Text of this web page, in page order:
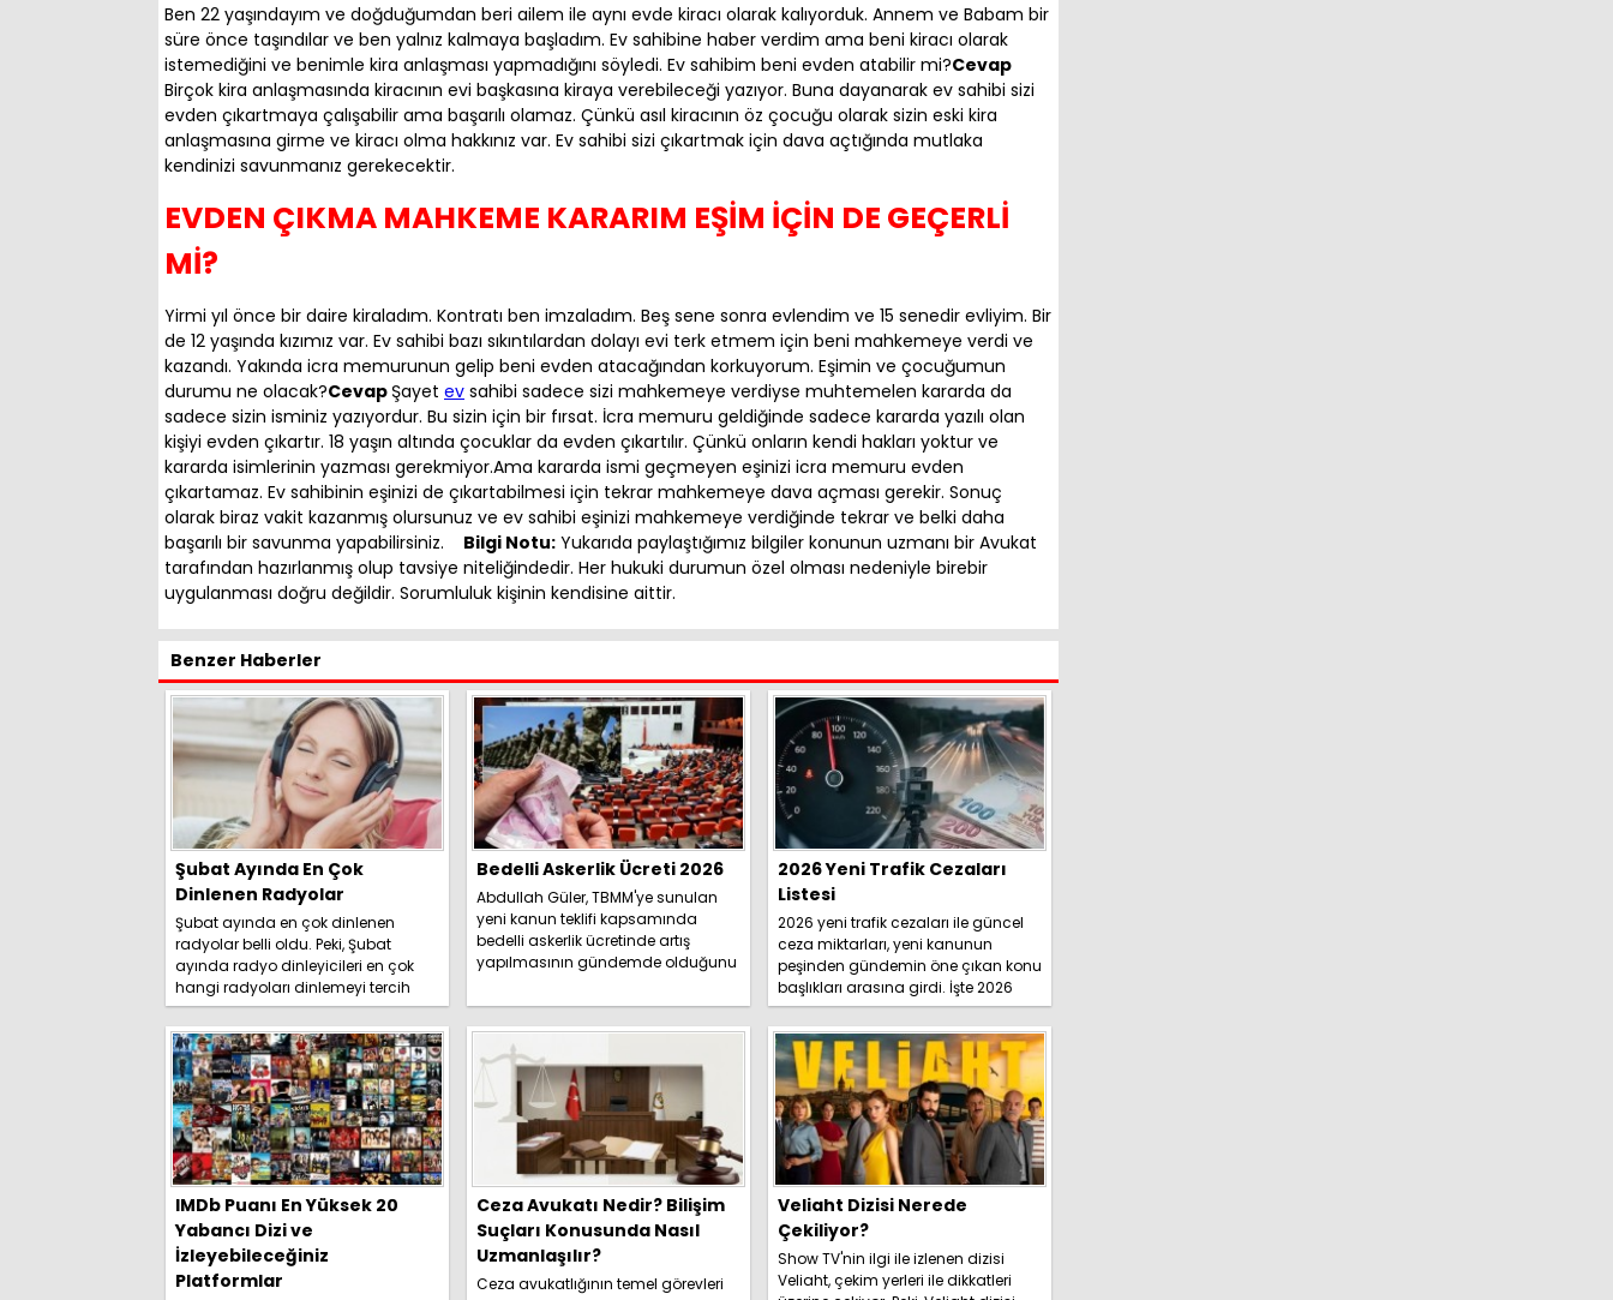
Ben 22 yaşındayım ve doğduğumdan beri ailem ile aynı evde kiracı olarak kalıyorduk. Annem ve Babam bir
süre önce taşındılar ve ben yalnız kalmaya başladım. Ev sahibine haber verdim ama beni kiracı olarak
istemediğini ve benimle kira anlaşması yapmadığını söyledi. Ev sahibim beni evden atabilir mi?Cevap
Birçok kira anlaşmasında kiracının evi başkasına kiraya verebileceği yazıyor. Buna dayanarak ev sahibi sizi
evden çıkartmaya çalışabilir ama başarılı olamaz. Çünkü asıl kiracının öz çocuğu olarak sizin eski kira
anlaşmasına girme ve kiracı olma hakkınız var. Ev sahibi sizi çıkartmak için dava açtığında mutlaka
kendinizi savunmanız gerekecektir.
EVDEN ÇIKMA MAHKEME KARARIM EŞİM İÇİN DE GEÇERLİ
Mİ?
Yirmi yıl önce bir daire kiraladım. Kontratı ben imzaladım. Beş sene sonra evlendim ve 15 senedir evliyim. Bir
de 12 yaşında kızımız var. Ev sahibi bazı sıkıntılardan dolayı evi terk etmem için beni mahkemeye verdi ve
kazandı. Yakında icra memurunun gelip beni evden atacağından korkuyorum. Eşimin ve çocuğumun
durumu ne olacak?Cevap Şayet ev sahibi sadece sizi mahkemeye verdiyse muhtemelen kararda da
sadece sizin isminiz yazıyordur. Bu sizin için bir fırsat. İcra memuru geldiğinde sadece kararda yazılı olan
kişiyi evden çıkartır. 18 yaşın altında çocuklar da evden çıkartılır. Çünkü onların kendi hakları yoktur ve
kararda isimlerinin yazması gerekmiyor.Ama kararda ismi geçmeyen eşinizi icra memuru evden
çıkartamaz. Ev sahibinin eşinizi de çıkartabilmesi için tekrar mahkemeye dava açması gerekir. Sonuç
olarak biraz vakit kazanmış olursunuz ve ev sahibi eşinizi mahkemeye verdiğinde tekrar ve belki daha
başarılı bir savunma yapabilirsiniz. Bilgi Notu: Yukarıda paylaştığımız bilgiler konunun uzmanı bir Avukat
tarafından hazırlanmış olup tavsiye niteliğindedir. Her hukuki durumun özel olması nedeniyle birebir
uygulanması doğru değildir. Sorumluluk kişinin kendisine aittir.
Benzer Haberler
Şubat Ayında En Çok
Dinlenen Radyolar
Şubat ayında en çok dinlenen
radyolar belli oldu. Peki, Şubat
ayında radyo dinleyicileri en çok
hangi radyoları dinlemeyi tercih
etti? İşte detaylar.....
Bedelli Askerlik Ücreti 2026
Abdullah Güler, TBMM'ye sunulan
yeni kanun teklifi kapsamında
bedelli askerlik ücretinde artış
yapılmasının gündemde olduğunu
2026 Yeni Trafik Cezaları
Listesi
2026 yeni trafik cezaları ile güncel
ceza miktarları, yeni kanunun
peşinden gündemin öne çıkan konu
başlıkları arasına girdi. İşte 2026
yeni trafik ce...
IMDb Puanı En Yüksek 20
Yabancı Dizi ve
İzleyebileceğiniz
Platformlar
Ceza Avukatı Nedir? Bilişim
Suçları Konusunda Nasıl
Uzmanlaşılır?
Ceza avukatlığının temel görevleri
Veliaht Dizisi Nerede
Çekiliyor?
Show TV'nin ilgi ile izlenen dizisi
Veliaht, çekim yerleri ile dikkatleri